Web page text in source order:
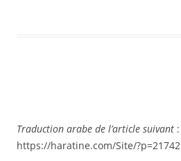
Traduction arabe de l’article suivant :
https://haratine.com/Site/?p=21742